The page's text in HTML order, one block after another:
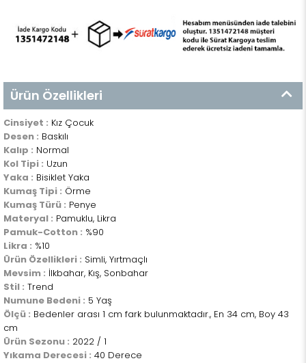
Ürün Özellikleri
Cinsiyet : Kız Çocuk
Desen : Baskılı
Kalıp : Normal
Kol Tipi : Uzun
Yaka : Bisiklet Yaka
Kumaş Tipi : Örme
Kumaş Türü : Penye
Materyal : Pamuklu, Likra
Pamuk-Cotton : %90
Likra : %10
Ürün Özellikleri : Simli, Yırtmaçlı
Mevsim : İlkbahar, Kış, Sonbahar
Stil : Trend
Numune Bedeni : 5 Yaş
Ölçü : Bedenler arası 1 cm fark bulunmaktadır., En 34 cm, Boy 43
cm
Ürün Sezonu : 2022 / 1
Yıkama Derecesi : 40 Derece